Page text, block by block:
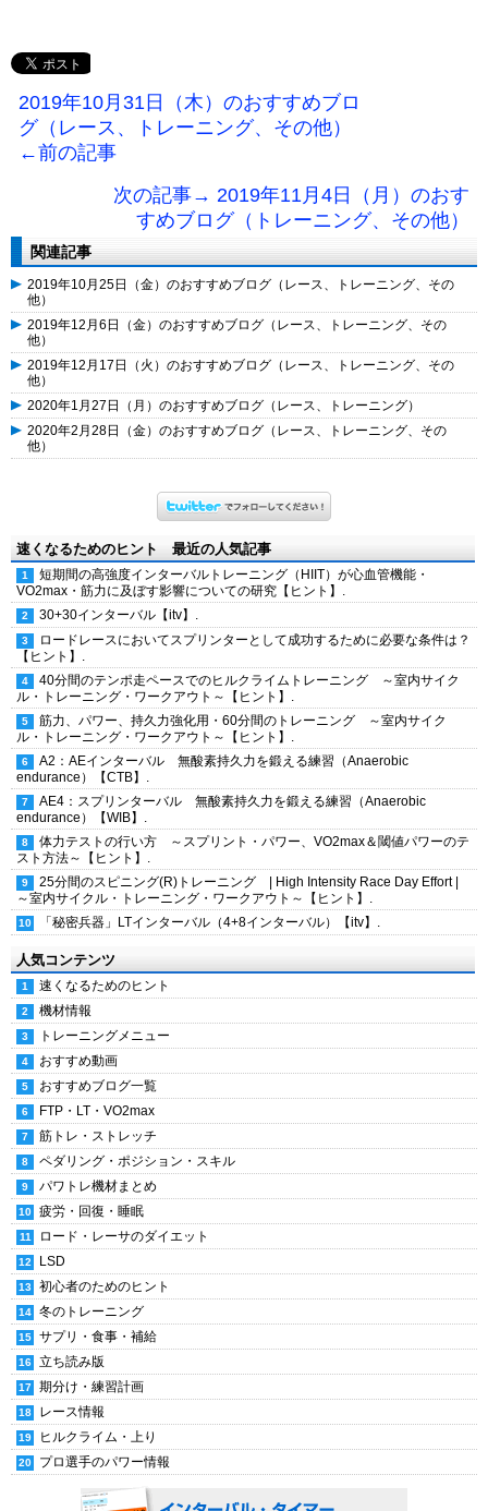
2019年10月31日（木）のおすすめブロ
グ（レース、トレーニング、その他）
←前の記事
次の記事→ 2019年11月4日（月）のおす
すめブログ（トレーニング、その他）
関連記事
2019年10月25日（金）のおすすめブログ（レース、トレーニング、その
他）
2019年12月6日（金）のおすすめブログ（レース、トレーニング、その
他）
2019年12月17日（火）のおすすめブログ（レース、トレーニング、その
他）
2020年1月27日（月）のおすすめブログ（レース、トレーニング）
2020年2月28日（金）のおすすめブログ（レース、トレーニング、その
他）
速くなるためのヒント 最近の人気記事
短期間の高強度インターバルトレーニング（HIIT）が心血管機能・
VO2max・筋力に及ぼす影響についての研究【ヒント】.
30+30インターバル【itv】.
ロードレースにおいてスプリンターとして成功するために必要な条件は？
【ヒント】.
40分間のテンポ走ペースでのヒルクライムトレーニング ～室内サイク
ル・トレーニング・ワークアウト～【ヒント】.
筋力、パワー、持久力強化用・60分間のトレーニング ～室内サイク
ル・トレーニング・ワークアウト～【ヒント】.
A2：AEインターバル 無酸素持久力を鍛える練習（Anaerobic
endurance）【CTB】.
AE4：スプリンターバル 無酸素持久力を鍛える練習（Anaerobic
endurance）【WIB】.
体力テストの行い方 ～スプリント・パワー、VO2max＆閾値パワーのテ
スト方法～【ヒント】.
25分間のスピニング(R)トレーニング | High Intensity Race Day Effort |
～室内サイクル・トレーニング・ワークアウト～【ヒント】.
「秘密兵器」LTインターバル（4+8インターバル）【itv】.
人気コンテンツ
速くなるためのヒント
機材情報
トレーニングメニュー
おすすめ動画
おすすめブログ一覧
FTP・LT・VO2max
筋トレ・ストレッチ
ペダリング・ポジション・スキル
パワトレ機材まとめ
疲労・回復・睡眠
ロード・レーサのダイエット
LSD
初心者のためのヒント
冬のトレーニング
サプリ・食事・補給
立ち読み版
期分け・練習計画
レース情報
ヒルクライム・上り
プロ選手のパワー情報